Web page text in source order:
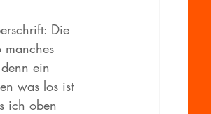
Die
manches
ein
was los ist
ich oben